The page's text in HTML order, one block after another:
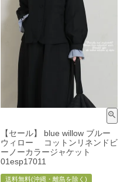
【セール】 blue willow ブルー
ウィロー コットンリネンドビ
ーノーカラージャケット
01esp17011
送料無料(沖縄・離島を除く)